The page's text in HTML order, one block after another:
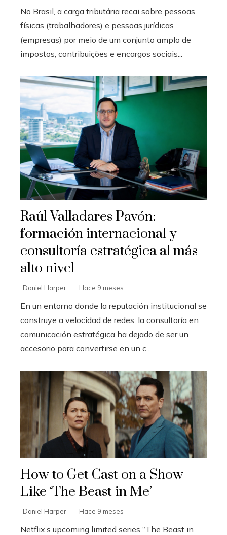
No Brasil, a carga tributária recai sobre pessoas
físicas (trabalhadores) e pessoas jurídicas
(empresas) por meio de um conjunto amplo de
impostos, contribuições e encargos sociais...
Raúl Valladares Pavón:
formación internacional y
consultoría estratégica al más
alto nivel
Daniel Harper Hace 9 meses
En un entorno donde la reputación institucional se
construye a velocidad de redes, la consultoría en
comunicación estratégica ha dejado de ser un
accesorio para convertirse en un c...
How to Get Cast on a Show
Like ‘The Beast in Me’
Daniel Harper Hace 9 meses
Netflix’s upcoming limited series “The Beast in